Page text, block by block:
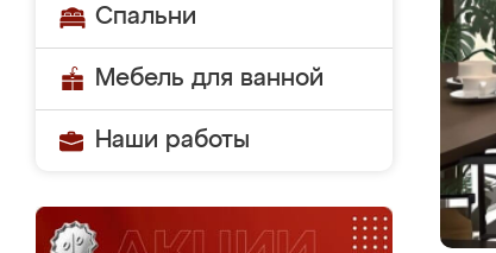
Спальни
Мебель для ванной
Наши работы